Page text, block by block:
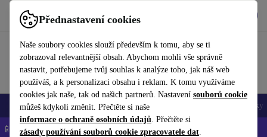
Přednastavení cookies
Naše soubory cookies slouží především k tomu, aby se ti
zobrazoval relevantnější obsah. Abychom mohli vše správně
nastavit, potřebujeme tvůj souhlas k analýze toho, jak náš web
používáš, a k personalizaci obsahu i reklam. K tomu využíváme
cookies jak naše, tak od našich partnerů. Nastavení souborů cookie
můžeš kdykoli změnit. Přečtěte si naše
informace o ochraně osobních údajů. Přečtěte si
zásady používání souborů cookie zpracovatele dat.
Používejte refurbed rychle a snadno
Mobily a smartphony Notebooky Tablety Doplňky
📱 -5 % NAVÍC na všechny iPhony – kód: IPHONEDEAL-